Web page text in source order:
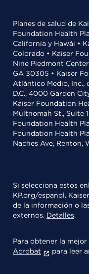
Planes de salud de
Foundation Health
California y Hawái •
Colorado • Kaiser
Nine Piedmont
GA 30305 • Kaiser
Atlántico Medio, Inc.,
D.C., 4000 Garden
Kaiser Foundation
Multnomah St., Suite
Foundation Health
Foundation Health
Naches Ave, Renton,
Si selecciona estos
KP.org/espanol.
de la información o
externos. Detalles.
Para obtener la
Acrobat
para leer